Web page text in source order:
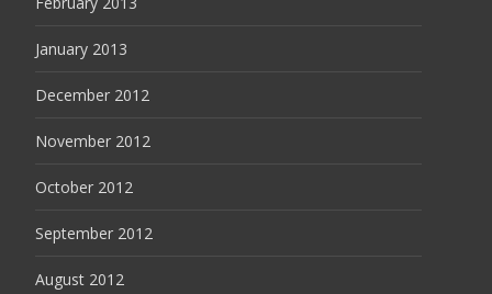
January 2013
December 2012
November 2012
October 2012
September 2012
August 2012